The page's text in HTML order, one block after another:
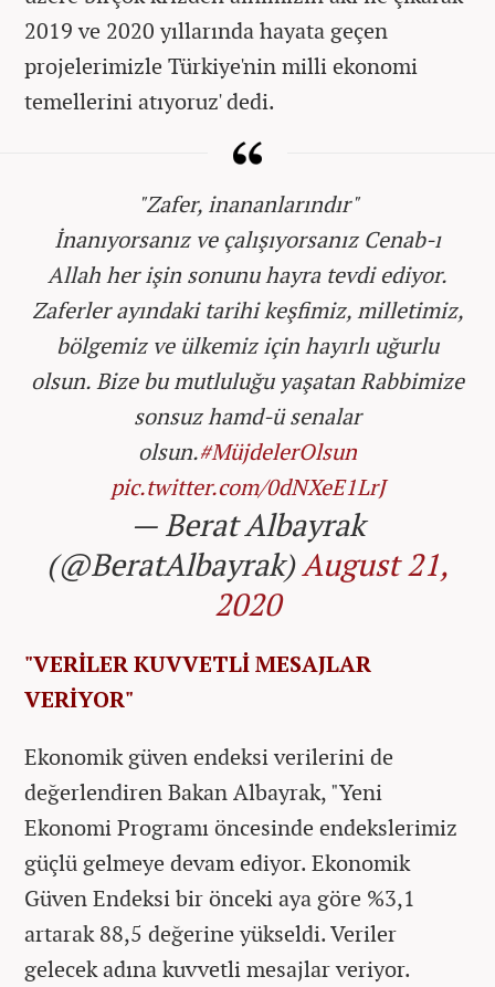
2019 ve 2020 yıllarında hayata geçen
projelerimizle Türkiye'nin milli ekonomi
temellerini atıyoruz' dedi.
"Zafer, inananlarındır"
İnanıyorsanız ve çalışıyorsanız Cenab-ı
Allah her işin sonunu hayra tevdi ediyor.
Zaferler ayındaki tarihi keşfimiz, milletimiz,
bölgemiz ve ülkemiz için hayırlı uğurlu
olsun. Bize bu mutluluğu yaşatan Rabbimize
sonsuz hamd-ü senalar
olsun.#MüjdelerOlsun
pic.twitter.com/0dNXeE1LrJ
— Berat Albayrak
(@BeratAlbayrak)August 21,
2020
"VERİLER KUVVETLİ MESAJLAR
VERİYOR"
Ekonomik güven endeksi verilerini de
değerlendiren Bakan Albayrak, "Yeni
Ekonomi Programı öncesinde endekslerimiz
güçlü gelmeye devam ediyor. Ekonomik
Güven Endeksi bir önceki aya göre %3,1
artarak 88,5 değerine yükseldi. Veriler
gelecek adına kuvvetli mesajlar veriyor.